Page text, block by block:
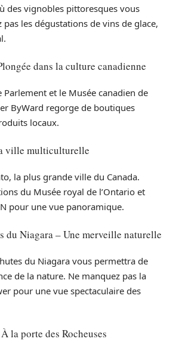
des vignobles pittoresques vous
les dégustations de vins de glace,
dans la culture canadienne
Parlement et le Musée canadien de
ByWard regorge de boutiques
locaux.
ville multiculturelle
la plus grande ville du Canada.
du Musée royal de l’Ontario et
pour une vue panoramique.
du Niagara – Une merveille naturelle
du Niagara vous permettra de
de la nature. Ne manquez pas la
pour une vue spectaculaire des
la porte des Rocheuses